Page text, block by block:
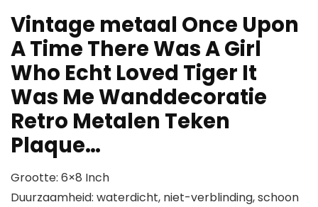
Vintage metaal Once Upon
A Time There Was A Girl
Who Echt Loved Tiger It
Was Me Wanddecoratie
Retro Metalen Teken
Plaque…
Grootte: 6×8 Inch
Duurzaamheid: waterdicht, niet-verblinding, schoon